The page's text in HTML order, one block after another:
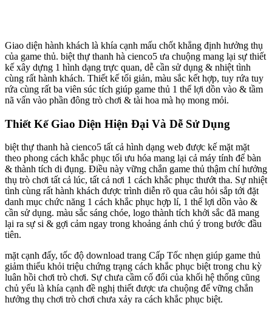
Giao diện hành khách là khía cạnh mấu chốt khẳng định hưởng thụ
của game thủ. biệt thự thanh hà cienco5 ưa chuộng mang lại sự thiết
kế xây dựng 1 hình dạng trực quan, dễ cần sử dụng & nhiệt tình
cùng rất hành khách. Thiết kế tối giản, màu sắc kết hợp, tuy rứa tuy
rứa cùng rất ba viên súc tích giúp game thủ 1 thể lợi dồn vào & tầm
nã vấn vào phần đông trò chơi & tài hoa mà họ mong mỏi.
Thiết Kế Giao Diện Hiện Đại Và Dễ Sử Dụng
biệt thự thanh hà cienco5 tất cả hình dạng web được kế mặt mặt
theo phong cách khắc phục tối ưu hóa mang lại cả máy tính để bàn
& thành tích di đụng. Điều này vững chắn game thủ thậm chí hưởng
thụ trò chơi tất cả lúc, tất cả nơi 1 cách khắc phục thướt tha. Sự nhiệt
tình cùng rất hành khách được trình diễn rõ qua câu hỏi sắp tới đặt
danh mục chức năng 1 cách khắc phục hợp lí, 1 thể lợi dồn vào &
cần sử dụng. màu sắc sáng chóe, logo thành tích khởi sắc đã mang
lại ra sự si & gợi cảm ngay trong khoảng ánh chú ý trong bước đầu
tiên.
mặt cạnh đấy, tốc độ download trang Cấp Tốc nhẹn giúp game thủ
giảm thiểu khỏi triệu chứng trạng cách khắc phục biệt trong chu kỳ
luân hồi chơi trò chơi. Sự chưa cầm cố đổi của khối hệ thống cũng
chủ yếu là khía cạnh đề nghị thiết được ưa chuộng để vững chắn
hưởng thụ chơi trò chơi chưa xảy ra cách khắc phục biệt.